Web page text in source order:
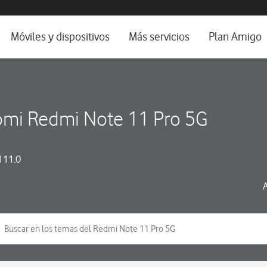
e idioma
Móviles y dispositivos
Ver todos
Más servicios Plan Amigo
Redmi Note 11 Pro 5G
11.0